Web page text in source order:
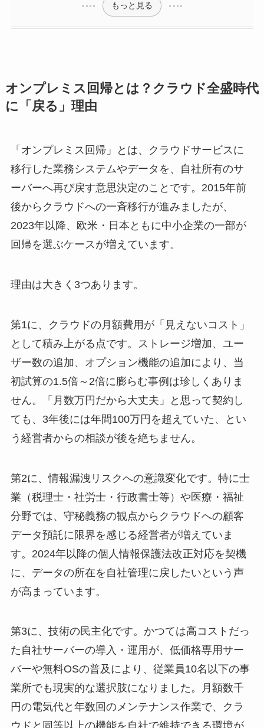
もっと見る
オンプレミス回帰とは？クラウド全盛時代
に「戻る」理由
「オンプレミス回帰」とは、クラウドサービスに
移行した業務システムやデータを、自社所有のサ
ーバーへ再び戻す意思決定のことです。2015年前
後からクラウドへの一斉移行が進みましたが、
2023年以降、欧米・日本ともに中小企業の一部が
回帰を選ぶケースが増えています。
理由は大きく3つあります。
第1に、クラウドの月額費用が「見えないコスト」
として積み上がる点です。ストレージ増加、ユー
ザー数の追加、オプション機能の追加により、当
初試算の1.5倍～2倍に膨らむ事例は珍しくありま
せん。「月数万円だから大丈夫」と思って契約し
ても、3年後には年間100万円を超えていた、とい
う経営者からの相談が後を絶ちません。
第2に、情報漏洩リスクへの意識変化です。特に士
業（税理士・社労士・行政書士等）や医療・福祉
分野では、守秘義務の観点からクラウドへの顧客
データ預託に限界を感じる経営者が増えていま
す。2024年以降の個人情報保護法改正対応を契機
に、データの所在を自社管理に戻したいという声
が高まっています。
第3に、技術の民主化です。かつては高コストだっ
た自社サーバーの導入・運用が、低価格専用サー
バーや無料OSの普及により、従業員10名以下の事
業所でも現実的な選択肢になりました。月額数千
円の電気代と年数回のメンテナンス作業で、クラ